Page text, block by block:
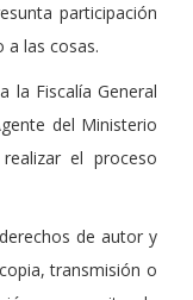
participación
a las cosas.
la Fiscalía General
del Ministerio
el proceso
de autor y
transmisión o